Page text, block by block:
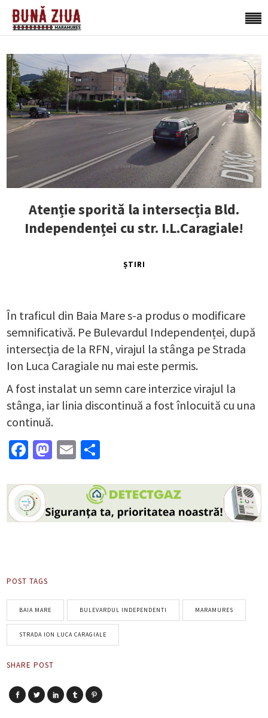
Atenție sporită la intersecția Bld.
Independenței cu str. I.L.Caragiale!
ȘTIRI
În traficul din Baia Mare s-a produs o modificare
semnificativă. Pe Bulevardul Independenței, după
intersecția de la RFN, virajul la stânga pe Strada
Ion Luca Caragiale nu mai este permis.
A fost instalat un semn care interzice virajul la
stânga, iar linia discontinuă a fost înlocuită cu una
continuă.
Facebook
Mastodon
Email
POST TAGS
BAIA MARE BULEVARDUL INDEPENDENTI MARAMURES
STRADA ION LUCA CARAGIALE
SHARE POST